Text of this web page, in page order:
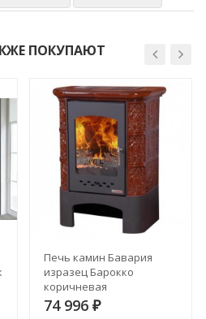
ПОКУПАЮТ
Печь камин Бавария
изразец Барокко
коричневая
74 996 ₽